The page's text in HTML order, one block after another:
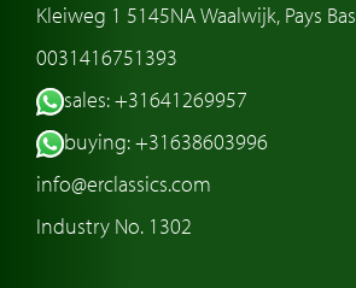
Kleiweg 1 5145NA Waalwijk, Pays Bas
0031416751393
sales: +31641269957
buying: +31638603996
info@erclassics.com
Industry No. 1302